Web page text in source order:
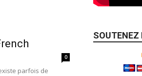
0
parfois de
SOUTENEZ